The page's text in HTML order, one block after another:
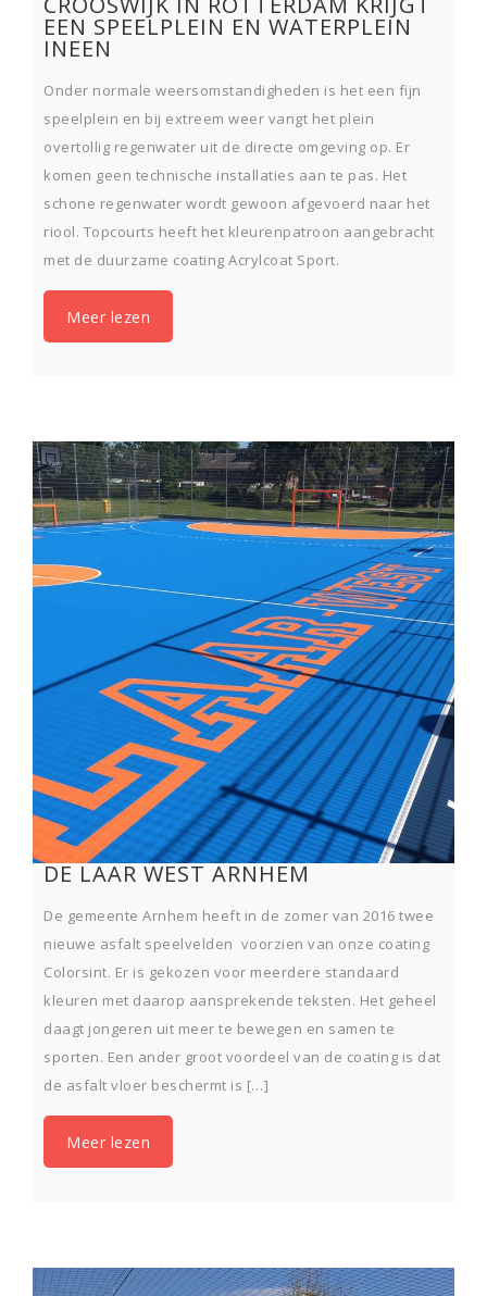
EEN SPEELPLEIN EN WATERPLEIN
INEEN
Onder normale weersomstandigheden is het een fijn
speelplein en bij extreem weer vangt het plein
overtollig regenwater uit de directe omgeving op. Er
komen geen technische installaties aan te pas. Het
schone regenwater wordt gewoon afgevoerd naar het
riool. Topcourts heeft het kleurenpatroon aangebracht
met de duurzame coating Acrylcoat Sport.
Meer lezen
DE LAAR WEST ARNHEM
De gemeente Arnhem heeft in de zomer van 2016 twee
nieuwe asfalt speelvelden voorzien van onze coating
Colorsint. Er is gekozen voor meerdere standaard
kleuren met daarop aansprekende teksten. Het geheel
daagt jongeren uit meer te bewegen en samen te
sporten. Een ander groot voordeel van de coating is dat
de asfalt vloer beschermt is […]
Meer lezen